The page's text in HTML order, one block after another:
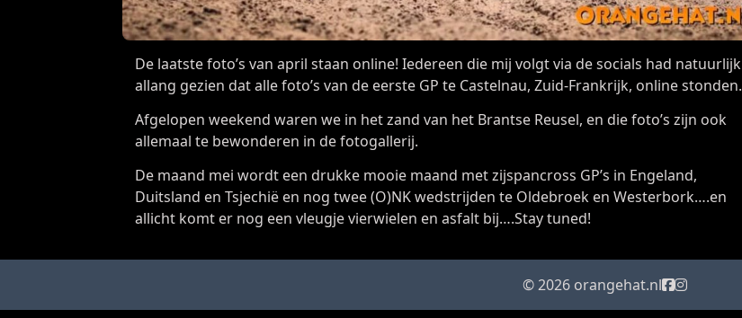
De laatste foto’s van april staan online! Iedereen die mij volgt via de socials had natuurlijk
allang gezien dat alle foto’s van de eerste GP te Castelnau, Zuid-Frankrijk, online stonden.
Afgelopen weekend waren we in het zand van het Brantse Reusel, en die foto’s zijn ook
allemaal te bewonderen in de fotogallerij.
De maand mei wordt een drukke mooie maand met zijspancross GP’s in Engeland,
Duitsland en Tsjechië en nog twee (O)NK wedstrijden te Oldebroek en Westerbork….en
allicht komt er nog een vleugje vierwielen en asfalt bij….Stay tuned!
© 2026 orangehat.nl